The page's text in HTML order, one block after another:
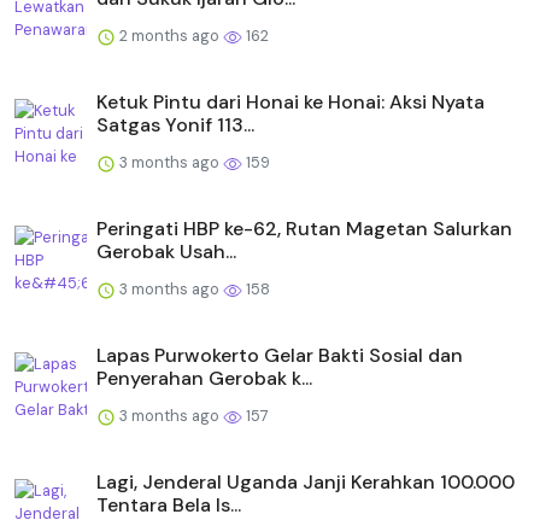
2 months ago 162
Ketuk Pintu dari Honai ke Honai: Aksi Nyata
Satgas Yonif 113...
3 months ago 159
Peringati HBP ke-62, Rutan Magetan Salurkan
Gerobak Usah...
3 months ago 158
Lapas Purwokerto Gelar Bakti Sosial dan
Penyerahan Gerobak k...
3 months ago 157
Lagi, Jenderal Uganda Janji Kerahkan 100.000
Tentara Bela Is...